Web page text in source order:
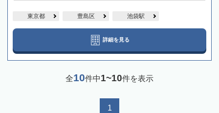
東京都 豊島区 池袋駅
詳細を見る
全10件中1~10件を表示
1